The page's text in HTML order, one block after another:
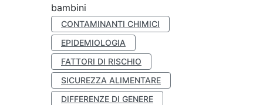
bambini
CONTAMINANTI CHIMICI
EPIDEMIOLOGIA
FATTORI DI RISCHIO
SICUREZZA ALIMENTARE
DIFFERENZE DI GENERE